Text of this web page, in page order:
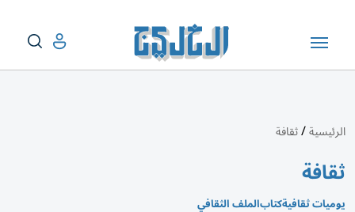
الرئيسية/ثقافة
ثقافة
يوميات ثقافيةكتابالملف الثقافي